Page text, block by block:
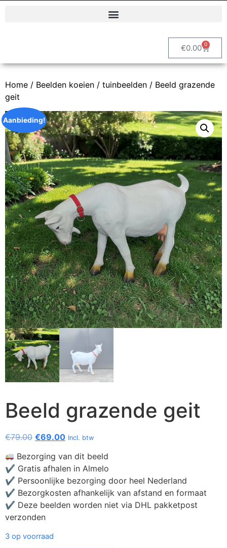
€0.00 0
Home / Beelden koeien / tuinbeelden / Beeld grazende
geit
Aanbieding!
Beeld grazende geit
€79.00 €69.00 Incl. btw
Bezorging van dit beeld
✔ Gratis afhalen in Almelo
✔ Persoonlijke bezorging door heel Nederland
✔ Bezorgkosten afhankelijk van afstand en formaat
✔ Deze beelden worden niet via DHL pakketpost
verzonden
3 op voorraad